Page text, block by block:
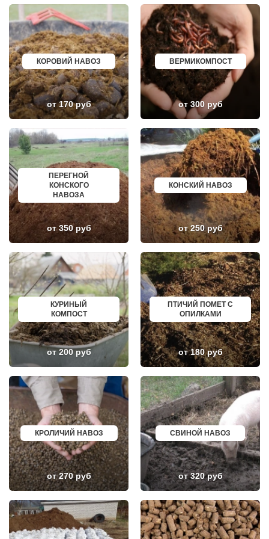
КНУТОВО
КОЖИНО
КОКОШКИНО
КОЛЮБАКИНО
КОММУНАРКА
КОНСТАНТИНОВО
КОРЕНЕВО
КОРОЛЕВ
КОСИНО
КОТЕЛЬНИКИ
КРАСКОВО
КРАСНАЯ ПАХРА
КРАСНОГОРСК
КРАСНОЗАВОДСК
КРАСНОЗНАМЕНСК
КРАТОВО
КРЮКОВО
КУБИНКА
КУПАВНА
КУРОВСКОЕ
ЛЕСНОЙ
ЛЕТОВО
ЛИКИНО-ДУЛЕВО
ЛОБАНОВО
ЛОПАТИНСКИЙ
ЛОСИНО-ПЕТРОВСКИЙ
ЛОТОШИНО
ЛУКИНО
ЛУНЕВО
ЛУХОВИЦЫ
ЛЫТКАРИНО
ЛЬВОВСКИЙ
ЛЮБЕРЦЫ
ЛЮБУЧАНЫ
МАЛИНО
МАРФИНО
МЕНДЕЛЕЕВО
МЕШКОВО
МЕЩЕРИНО
МИХНЕВО
МИШЕРОНСКИЙ
МОЖАЙСК
МОЛОДЕЖНЫЙ
МОЛОКОВО
МОНИНО
МОСКОВСКИЙ
МУХАНОВО
МЫТИЩИ
НАРО-ФОМИНСК
НАХАБИНО
НЕКРАСОВКА
НЕКРАСОВСКИЙ
ПАВЛОВО
КИСЛОВОДСК
КРОПОТКИН
УСОЛЬЕ
НИЖНЕВАРТОВСК
КОРЕНОВСК
ПИОНЕРСКИЙ
КИРИШИ
САРОВ
ЧАПАЕВСК
АЛЕКСИН
БЕЛОРЕЧЕНСК
КИРЖАЧ
ПРИОЗЕРСК
САЛЬСК
ТОБОЛЬСК
ВОТКИНСК
КИЗЛЯР
БЕРДСК
НЕФТЕЮГАНСК
ВОЛХОВ
САЛАВАТ
СОСНОВЫЙ БОР
РЕВДА
ПОЧИНОК
ГУСЕВ
КАНАШ
КУРГАНИНСК
ЩЕКИНО
ДИМИТРОВГРАД
СИМ
МАЛОЯРОСЛАВЕЦ
МАРИИНСК
МИНУСИНСК
ВЕРХНЯЯ ПЫШМА
РОССОШЬ
КОМСОМОЛЬСК
РЖЕВ
АЛЕКСЕЕВКА
ВЯЗЬМА
ИШИМ
ПОКРОВ
ЗЕЛЕНОДОЛЬСК
ЛИВНЫ
БОБРОВ
ЛИСКИ
КУЗНЕЦК
БАЛАШОВ
ВЫШНИЙ ВОЛОЧЕК
БЕЛОЯРСКИЙ
ГУСЬ ХРУСТАЛЬНЫЙ
ИЗБЕРБАШ
НАЗРАНЬ
КОРОВИЙ НАВОЗ
от 170 руб
ВЕРМИКОМПОСТ
от 300 руб
ПЕРЕГНОЙ
КОНСКОГО
НАВОЗА
от 350 руб
КОНСКИЙ НАВОЗ
от 250 руб
КУРИНЫЙ
КОМПОСТ
от 200 руб
ПТИЧИЙ ПОМЕТ С
ОПИЛКАМИ
от 180 руб
КРОЛИЧИЙ НАВОЗ
от 270 руб
СВИНОЙ НАВОЗ
от 320 руб